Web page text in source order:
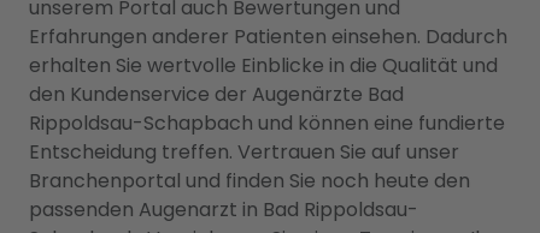
unserem Portal auch Bewertungen und
Erfahrungen anderer Patienten einsehen. Dadurch
erhalten Sie wertvolle Einblicke in die Qualität und
den Kundenservice der Augenärzte Bad
Rippoldsau-Schapbach und können eine fundierte
Entscheidung treffen. Vertrauen Sie auf unser
Branchenportal und finden Sie noch heute den
passenden Augenarzt in Bad Rippoldsau-